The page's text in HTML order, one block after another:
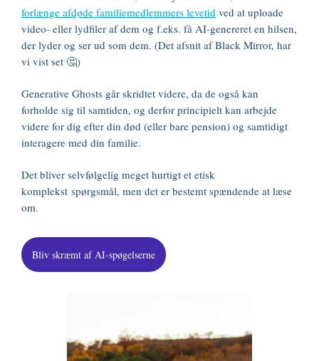
forlænge afdøde familiemedlemmers levetid ved at uploade
video- eller lydfiler af dem og f.eks. få AI-genereret en hilsen,
der lyder og ser ud som dem. (Det afsnit af Black Mirror, har
vi vist set 🤔)
Generative Ghosts går skridtet videre, da de også kan
forholde sig til samtiden, og derfor principielt kan arbejde
videre for dig efter din død (eller bare pension) og samtidigt
interagere med din familie.
Det bliver selvfølgelig meget hurtigt et etisk
komplekst spørgsmål, men det er bestemt spændende at læse
om.
Bliv skræmt af AI-spøgelserne